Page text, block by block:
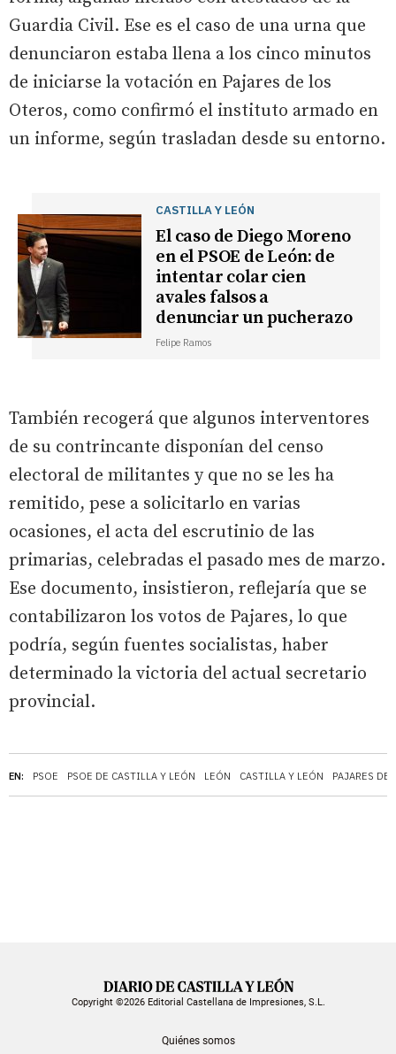
EN: PSOE PSOE DE CASTILLA Y LEÓN LEÓN CASTILLA Y LEÓN PAJARES DE
Guardia Civil. Ese es el caso de una urna que
denunciaron estaba llena a los cinco minutos
de iniciarse la votación en Pajares de los
Oteros, como confirmó el instituto armado en
un informe, según trasladan desde su entorno.
CASTILLA Y LEÓN
El caso de Diego Moreno
en el PSOE de León: de
intentar colar cien
avales falsos a
denunciar un pucherazo
Felipe Ramos
También recogerá que algunos interventores
de su contrincante disponían del censo
electoral de militantes y que no se les ha
remitido, pese a solicitarlo en varias
ocasiones, el acta del escrutinio de las
primarias, celebradas el pasado mes de marzo.
Ese documento, insistieron, reflejaría que se
contabilizaron los votos de Pajares, lo que
podría, según fuentes socialistas, haber
determinado la victoria del actual secretario
provincial.
Copyright ©2026 Editorial Castellana de Impresiones, S.L.
Quiénes somos